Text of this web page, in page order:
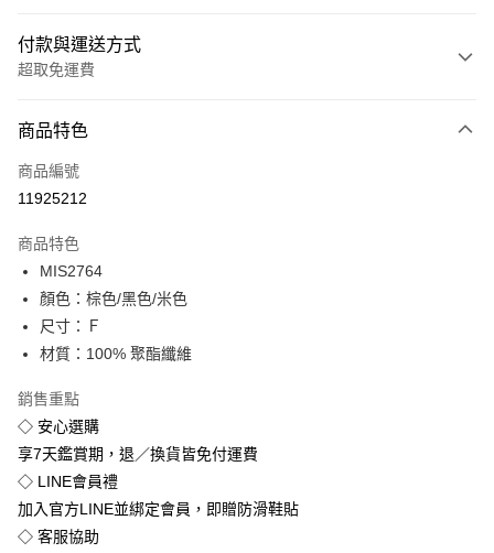
付款與運送方式
超取免運費
信用卡一次付款
超商取貨付款
Apple Pay
街口支付
悠遊付
Google Pay
全盈+PAY
運送方式
全家付款取貨
免運費
商品特色
商品編號
11925212
商品特色
MIS2764
顏色：棕色/黑色/米色
尺寸：Ｆ
材質：100% 聚酯纖維
銷售重點
◇ 安心選購
享7天鑑賞期，退／換貨皆免付運費
◇ LINE會員禮
加入官方LINE並綁定會員，即贈防滑鞋貼
◇ 客服協助